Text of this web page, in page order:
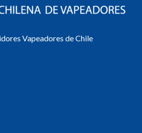
Vapeadores de Chile